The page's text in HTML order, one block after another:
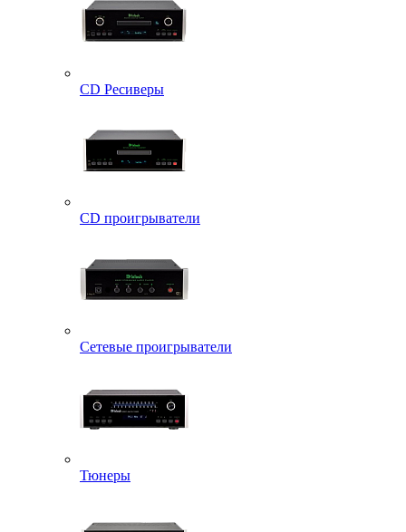
CD Ресиверы
CD проигрыватели
Сетевые проигрыватели
Тюнеры